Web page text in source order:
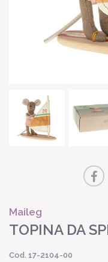
Maileg
TOPINA DA
Cod. 17-2104-00